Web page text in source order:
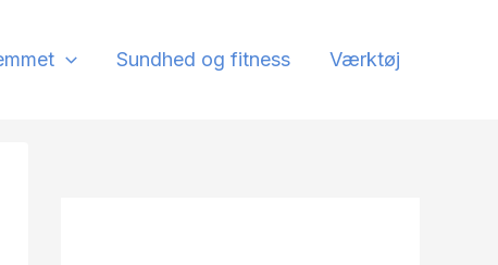
Sundhed og fitness Værktøj